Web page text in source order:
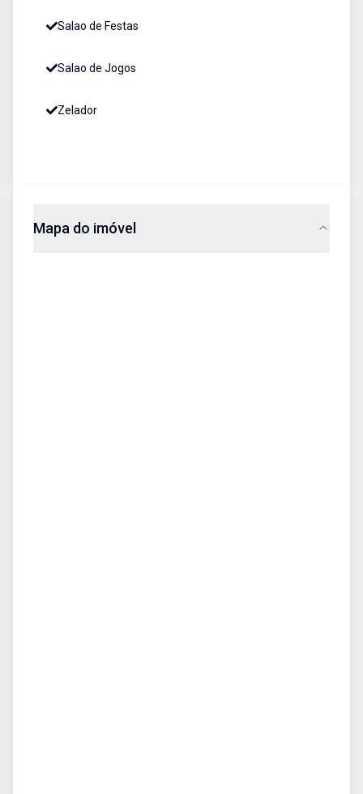
Salao de Festas
Salao de Jogos
Zelador
Mapa do imóvel